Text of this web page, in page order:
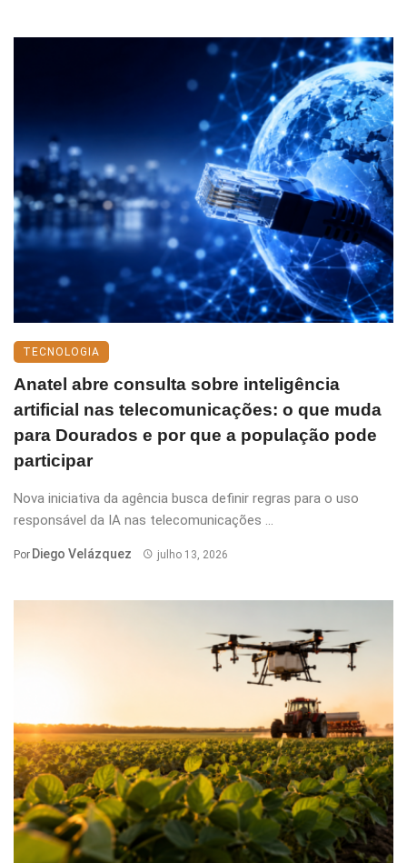
TECNOLOGIA
Anatel abre consulta sobre inteligência
artificial nas telecomunicações: o que muda
para Dourados e por que a população pode
participar
Nova iniciativa da agência busca definir regras para o uso
responsável da IA nas telecomunicações ...
Por Diego Velázquez julho 13, 2026